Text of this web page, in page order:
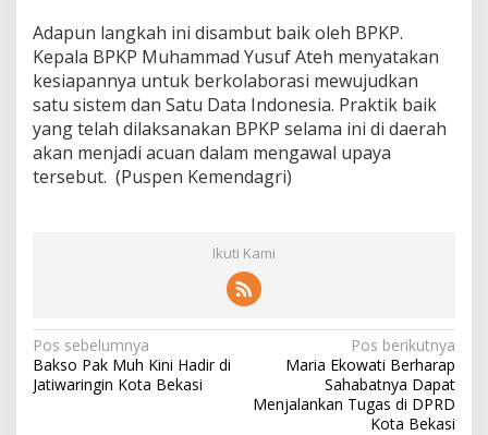
Adapun langkah ini disambut baik oleh BPKP.
Kepala BPKP Muhammad Yusuf Ateh menyatakan
kesiapannya untuk berkolaborasi mewujudkan
satu sistem dan Satu Data Indonesia. Praktik baik
yang telah dilaksanakan BPKP selama ini di daerah
akan menjadi acuan dalam mengawal upaya
tersebut. (Puspen Kemendagri)
Ikuti Kami
N
a
Pos sebelumnya
Bakso Pak Muh Kini Hadir di
Jatiwaringin Kota Bekasi
Pos berikutnya
Maria Ekowati Berharap
Sahabatnya Dapat
Menjalankan Tugas di DPRD
Kota Bekasi